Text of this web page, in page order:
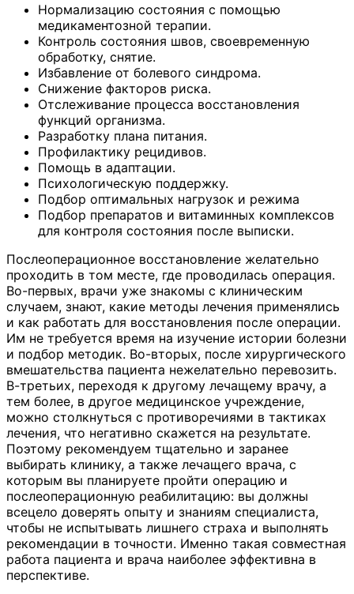
Нормализацию состояния с помощью
медикаментозной терапии.
Контроль состояния швов, своевременную
обработку, снятие.
Избавление от болевого синдрома.
Снижение факторов риска.
Отслеживание процесса восстановления
функций организма.
Разработку плана питания.
Профилактику рецидивов.
Помощь в адаптации.
Психологическую поддержку.
Подбор оптимальных нагрузок и режима
Подбор препаратов и витаминных комплексов
для контроля состояния после выписки.
Послеоперационное восстановление желательно
проходить в том месте, где проводилась операция.
Во-первых, врачи уже знакомы с клиническим
случаем, знают, какие методы лечения применялись
и как работать для восстановления после операции.
Им не требуется время на изучение истории болезни
и подбор методик. Во-вторых, после хирургического
вмешательства пациента нежелательно перевозить.
В-третьих, переходя к другому лечащему врачу, а
тем более, в другое медицинское учреждение,
можно столкнуться с противоречиями в тактиках
лечения, что негативно скажется на результате.
Поэтому рекомендуем тщательно и заранее
выбирать клинику, а также лечащего врача, с
которым вы планируете пройти операцию и
послеоперационную реабилитацию: вы должны
всецело доверять опыту и знаниям специалиста,
чтобы не испытывать лишнего страха и выполнять
рекомендации в точности. Именно такая совместная
работа пациента и врача наиболее эффективна в
перспективе.